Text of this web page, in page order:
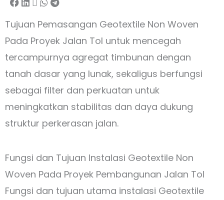
Tujuan Pemasangan Geotextile Non Woven
Pada Proyek Jalan Tol untuk mencegah
tercampurnya agregat timbunan dengan
tanah dasar yang lunak, sekaligus berfungsi
sebagai filter dan perkuatan untuk
meningkatkan stabilitas dan daya dukung
struktur perkerasan jalan.
Fungsi dan Tujuan Instalasi Geotextile Non
Woven Pada Proyek Pembangunan Jalan Tol
Fungsi dan tujuan utama instalasi Geotextile